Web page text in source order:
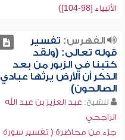
الأنبياء [98-104])
الفهرس: تفسير
قوله تعالى: (ولقد
كتبنا في الزبور من بعد
الذكر أن الأرض يرثها عبادي
الصالحون)
للشيخ: عبد العزيز بن عبد الله
الراجحي
جزء من محاضرة ( تفسير سورة